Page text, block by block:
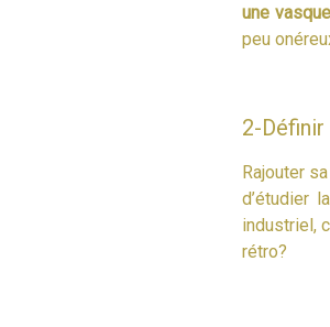
une vasque
peu
2-
Rajouter sa
d’étudier la
industriel,
rétro?